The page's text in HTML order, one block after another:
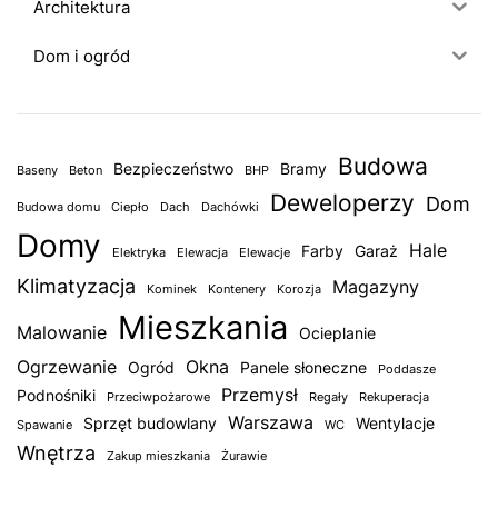
Architektura
Dom i ogród
Baseny Beton Bezpieczeństwo BHP Bramy Budowa
Budowa domu Ciepło Dach Dachówki Deweloperzy Dom
Domy Elektryka Elewacja Elewacje Farby Garaż Hale
Klimatyzacja Kominek Kontenery Korozja Magazyny
Malowanie Mieszkania Ocieplanie
Ogrzewanie Ogród Okna Panele słoneczne Poddasze
Podnośniki Przeciwpożarowe Przemysł Regały
Rekuperacja
Spawanie
Sprzęt budowlany Warszawa WC Wentylacje
Wnętrza Zakup mieszkania Żurawie